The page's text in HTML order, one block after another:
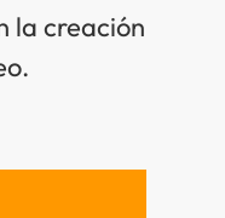
la creación